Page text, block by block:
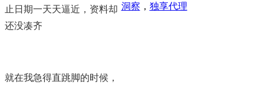
止日期一天天逼近，资料却
还没凑齐
就在我急得直跳脚的时候，
洞察 ， 独享代理